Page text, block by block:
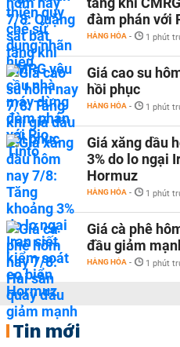
đàm phán với
HÀNG HÓA - 1 phút
Giá cao su
hồi phục
HÀNG HÓA - 1 phút
Giá xăng dầu
3% do lo ngại
Hormuz
HÀNG HÓA - 1 phút
Giá cà phê
đầu giảm
HÀNG HÓA - 1 phút
Tin mới